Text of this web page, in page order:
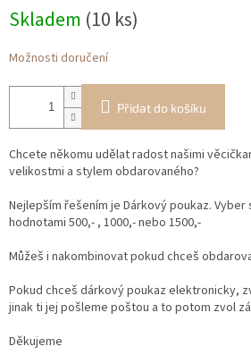
cena:
Skladem (10 ks)
Možnosti doručení
Přidat do košíku
Chcete někomu udělat radost našimi
velikostmi a stylem obdarovaného?
Nejlepším řešením je Dárkový poukaz. Vyber
hodnotami 500,- , 1000,- nebo 1500,-
Můžeš i nakombinovat pokud chceš
Pokud chceš dárkový poukaz elektronicky,
jinak ti jej pošleme poštou a to potom zvol
Děkujeme